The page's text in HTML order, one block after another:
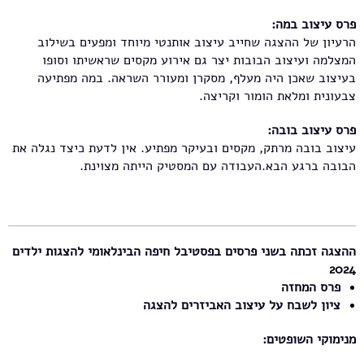
פרס עיצוב במה:
הרעיון של ההצגה שחייב עיצוב אותנטי מיוחד ומפעים בשילוב
המצלמה ועיצוב הבובות יצר גם אירוע מקסים שראשיתו וסופו
בעיצוב שאכן היה מעלף, מסקרן ומעורר השראה. במה מפתיעה
צבעונית ומלאת הומור וקריצה.
פרס עיצוב בובה:
עיצוב בובה מרתק, מקסים ובעיקר מפתיע. אין לדעת כיצד נגלה את
הבובה ברגע הבא.העבודה עם המסטיק הייתה מצוינת.
ההצגה זכתה בשני פרסים בפסטיבל חיפה הבינלאומי להצגות ילדים
2024
פרס המחזה
ציון לשבח על עיצוב האביזרים להצגה
מנימוקי השופטים: